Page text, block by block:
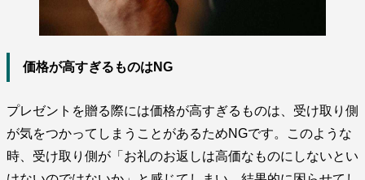
価格が高すぎるものはNG
プレゼントを贈る際には価格が高すぎるものは、受け取り側
が気をつかってしまうことがあるためNGです。このような
時、受け取り側が「お礼のお返しは高価なものにしないとい